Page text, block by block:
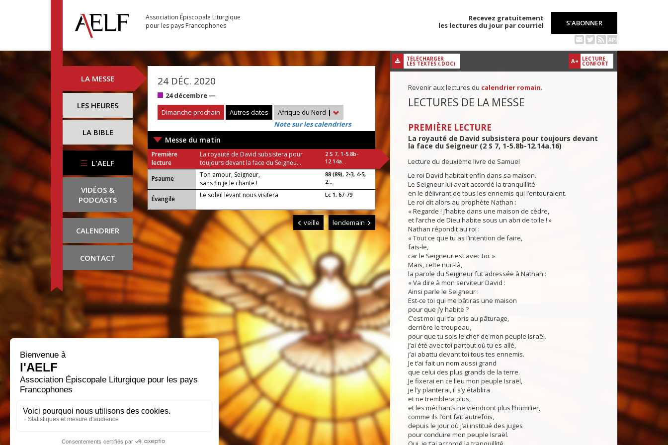
Association Épiscopale Liturgique
pour les pays Francophones
Recevez gratuitement
les lectures du jour par courriel
S'ABONNER
API
LA MESSE
LES HEURES
LA BIBLE
L'AELF
VIDÉOS &
PODCASTS
CALENDRIER
CONTACT
24 DÉC. 2020
24 décembre —
Dimanche prochain
Autres dates Afrique du Nord |
Note sur les calendriers
Messe du matin
Première
lecture
La royauté de David subsistera pour
toujours devant la face du Seigneu...
2 S 7, 1-5.8b-
12.14a...
Psaume
Ton amour, Seigneur,
sans fin je le chante !
88 (89), 2-3, 4-5,
2...
Évangile Le soleil levant nous visitera Lc 1, 67-79
veille lendemain
A+ LECTURE
CONFORT
TÉLÉCHARGER
LES TEXTES (.DOC)
Revenir aux lectures du calendrier romain.
LECTURES DE LA MESSE
PREMIÈRE LECTURE
La royauté de David subsistera pour toujours devant
la face du Seigneur (2 S 7, 1-5.8b-12.14a.16)
Lecture du deuxième livre de Samuel
Le roi David habitait enfin dans sa maison.
Le Seigneur lui avait accordé la tranquillité
en le délivrant de tous les ennemis qui l’entouraient.
Le roi dit alors au prophète Nathan :
« Regarde ! J’habite dans une maison de cèdre,
et l’arche de Dieu habite sous un abri de toile ! »
Nathan répondit au roi :
« Tout ce que tu as l’intention de faire,
fais-le,
car le Seigneur est avec toi. »
Mais, cette nuit-là,
la parole du Seigneur fut adressée à Nathan :
« Va dire à mon serviteur David :
Ainsi parle le Seigneur :
Est-ce toi qui me bâtiras une maison
pour que j’y habite ?
C’est moi qui t’ai pris au pâturage,
derrière le troupeau,
pour que tu sois le chef de mon peuple Israël.
J’ai été avec toi partout où tu es allé,
j’ai abattu devant toi tous tes ennemis.
Je t’ai fait un nom aussi grand
que celui des plus grands de la terre.
Je fixerai en ce lieu mon peuple Israël,
je l’y planterai, il s’y établira
et ne tremblera plus,
et les méchants ne viendront plus l’humilier,
comme ils l’ont fait autrefois,
depuis le jour où j’ai institué des juges
pour conduire mon peuple Israël.